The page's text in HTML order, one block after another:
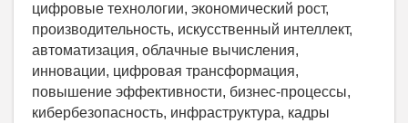
цифровые технологии, экономический рост,
производительность, искусственный интеллект,
автоматизация, облачные вычисления,
инновации, цифровая трансформация,
повышение эффективности, бизнес-процессы,
кибербезопасность, инфраструктура, кадры